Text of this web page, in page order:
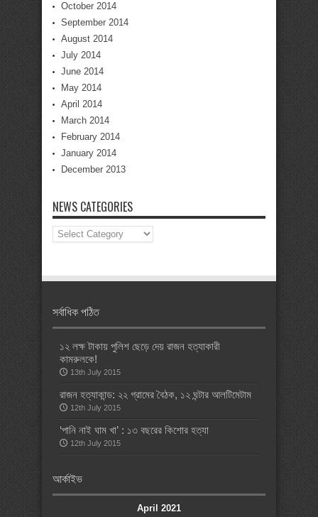
October 2014
September 2014
August 2014
July 2014
June 2014
May 2014
April 2014
March 2014
February 2014
January 2014
December 2013
NEWS CATEGORIES
News
Categories
সর্বাধিক পঠিত
১২ লক্ষ টাকায় পুলিশ ছেড়ে দেয় রাজন হত্যাকারী
কামরুলকে!
13th July 2015
রাজন হত্যাকান্ড: ২২ গ্রামের বৈঠক, ১২ ঘন্টার আলটিমেটাম
12th July 2015
‘পানি নাই ঘাম খা’ : ১৩ বছরের কিশোর হত্যা
12th July 2015
আর্কাইভ
April 2021